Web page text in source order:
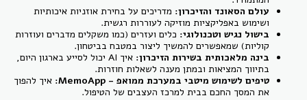
עולם הסאונד והזיכרון: מדריכים על בחירת אוזניות איכותיות
ושימוש באפליקציות מוזיקה לעוררות רגשית.
בישול נגיש וטכנולוגי: כלים ועזרים (כמו משקלים מדברים ועוזרות
קוליות) שמאפשרים להמשיך ליצור במטבח בביטחון.
בינה מלאכותית בשירות הזיכרון:
איך AI יכול לסייע בארגון היום,
בתיווך המציאות ובמתן מענה לשאלות חוזרות.
טיפים לשימוש מיטבי במערכת ממואפ - MemoApp:
איך להפוך
את המסך החכם בבית למרכז העצבים של הטיפול.